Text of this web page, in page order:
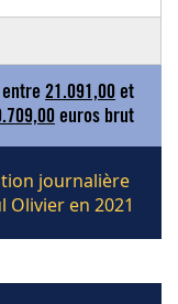
entre 21.091,00 et
euros brut
journalière
Olivier en 2021